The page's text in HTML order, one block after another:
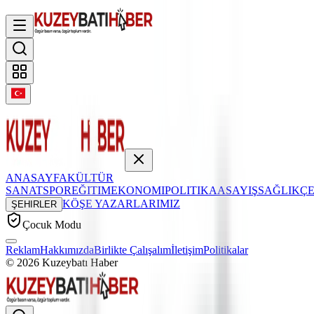
ANASAYFAKÜLTÜR
SANATSPOREĞITIMEKONOMIPOLITIKAASAYIŞSAĞLIK
ŞEHIRLER KÖŞE YAZARLARIMIZ
Çocuk Modu
ReklamHakkımızdaBirlikte ÇalışalımİletişimPolitikalar
© 2026 Kuzeybatı Haber